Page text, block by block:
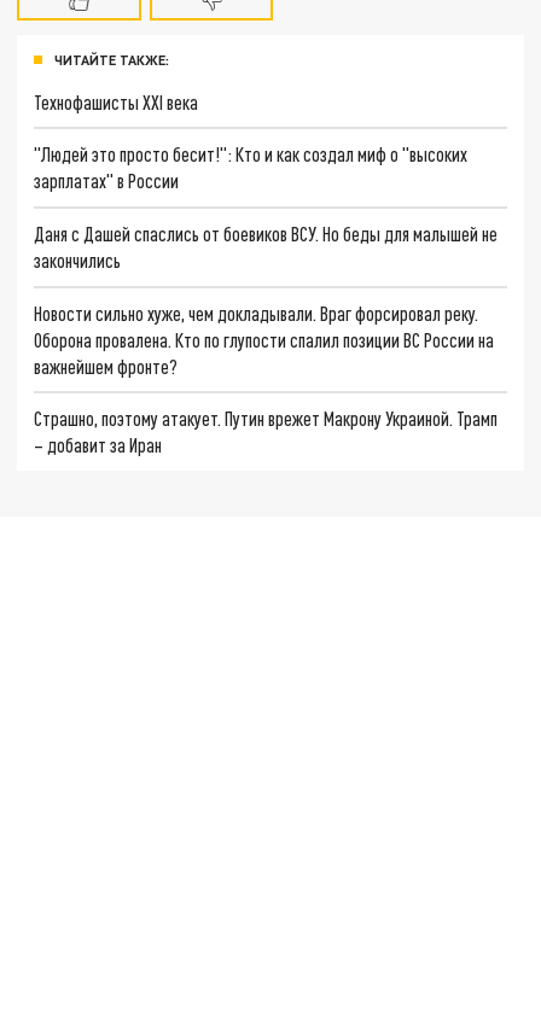
ЧИТАЙТЕ ТАКЖЕ:
Технофашисты XXI века
"Людей это просто бесит!": Кто и как создал миф о "высоких
зарплатах" в России
Даня с Дашей спаслись от боевиков ВСУ. Но беды для малышей не
закончились
Новости сильно хуже, чем докладывали. Враг форсировал реку.
Оборона провалена. Кто по глупости спалил позиции ВС России на
важнейшем фронте?
Страшно, поэтому атакует. Путин врежет Макрону Украиной. Трамп
– добавит за Иран